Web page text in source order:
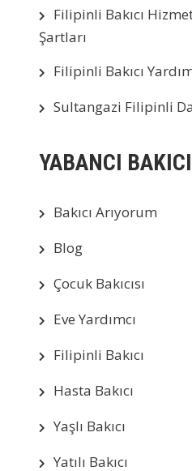
Filipinli Bakıcı
Şartları
Filipinli Bakıcı
Sultangazi Filipinli
YABANCI BAKICI
Bakıcı Arıyorum
Blog
Çocuk Bakıcısı
Eve Yardımcı
Filipinli Bakıcı
Hasta Bakıcı
Yaşlı Bakıcı
Yatılı Bakıcı